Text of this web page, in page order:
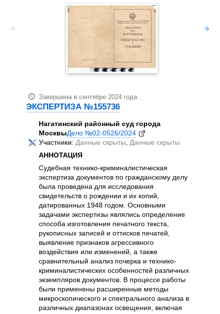
Завершена в сентябре 2024 года
ЭКСПЕРТИЗА №155736
Нагатинский районный суд города
МосквыДело №02-0526/2024
Участники: Данные скрыты, Данные скрыты
АННОТАЦИЯ
Судебная технико-криминалистическая
экспертиза документов по гражданскому делу
была проведена для исследования
свидетельств о рождении и их копий,
датированных 1948 годом. Основными
задачами экспертизы являлись определение
способа изготовления печатного текста,
рукописных записей и оттисков печатей,
выявление признаков агрессивного
воздействия или изменений, а также
сравнительный анализ почерка и технико-
криминалистических особенностей различных
экземпляров документов. В процессе работы
были применены расширенные методы
микроскопического и спектрального анализа в
различных диапазонах освещения, включая